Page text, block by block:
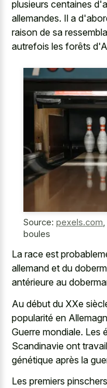
plusieurs centaines
allemandes. Il a
raison de sa
autrefois les forêts
Source: pexels.com
boules
La race est
allemand et du
antérieure au
Au début du XXe
popularité en
Guerre mondiale. Les
Scandinavie ont
génétique après la
Les premiers